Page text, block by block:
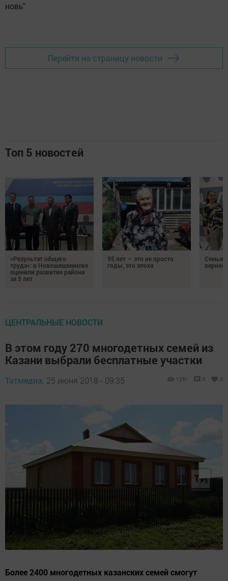
новь"
Перейти на страницу новости
Топ 5 новостей
«Результат общего
труда»: в Новошешминске
оценили развитие района
за 5 лет
95 лет — это не просто
годы, это эпоха
Семья
ЦЕНТРАЛЬНЫЕ НОВОСТИ
В этом году 270 многодетных семей из
Казани выбрали бесплатные участки
Татмедиа, 25 июня 2018 - 09:35 1351 0 0
Более 2400 многодетных казанских семей смогут